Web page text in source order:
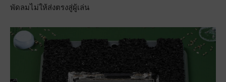
พัดลมไม่ให้ส่งตรงสู่ผู้เล่น